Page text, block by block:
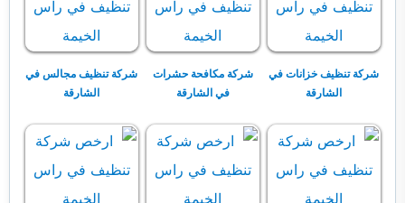
شركة تنظيف خزانات في
الشارقة
شركة مكافحة حشرات
في الشارقة
شركة تنظيف مجالس في
الشارقة